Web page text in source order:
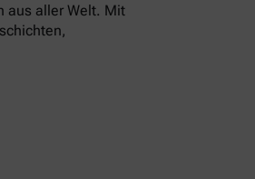
aus aller Welt. Mit